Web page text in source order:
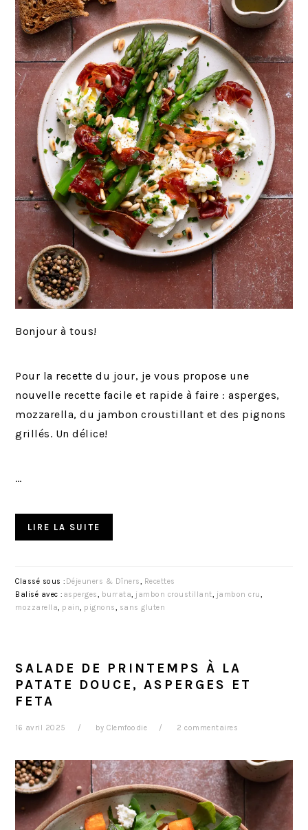
Bonjour à tous!
Pour la recette du jour, je vous propose une
nouvelle recette facile et rapide à faire : asperges,
mozzarella, du jambon croustillant et des pignons
grillés. Un délice!
…
LIRE LA SUITE
Classé sous : Déjeuners & Dîners, Recettes
Balisé avec : asperges, burrata, jambon croustillant, jambon cru,
mozzarella, pain, pignons, sans gluten
SALADE DE PRINTEMPS À LA
PATATE DOUCE, ASPERGES ET
FETA
16 avril 2025 byClemfoodie 2 commentaires